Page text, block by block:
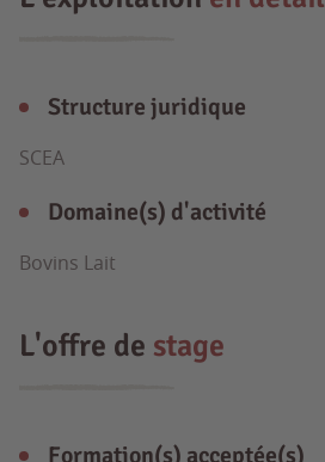
Structure juridique
SCEA
Domaine(s) d'activité
Bovins Lait
L'offre de stage
Formation(s) acceptée(s)